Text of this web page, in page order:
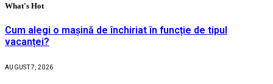
What's Hot
Cum alegi o mașină de închiriat în funcție de tipul
vacanței?
AUGUST 7, 2026